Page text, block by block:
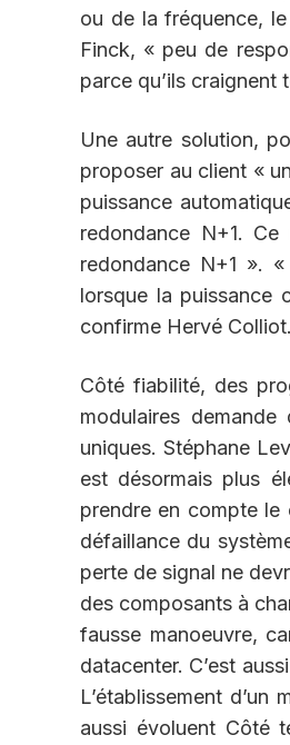
ou de la fréquence,
Finck, « peu de
parce qu’ils craignent
Une autre solution,
proposer au client «
puissance
redondance N+1.
redondance N+1 ».
lorsque la puissance
confirme Hervé Colliot.
Côté fiabilité, des
modulaires
uniques. Stéphane
est désormais plus
prendre en compte le
défaillance du
perte de signal ne
des composants à
fausse manoeuvre,
datacenter. C’est
L’établissement
aussi évoluent Côté